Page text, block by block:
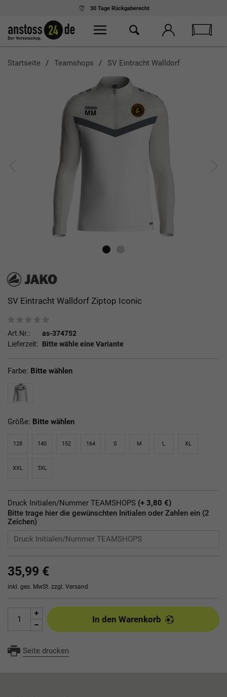
30 Tage Rückgaberecht
Startseite Teamshops SV Eintracht Walldorf
SV Eintracht Walldorf Ziptop Iconic
Art.Nr.:
as-374752
Lieferzeit: Bitte wähle eine Variante
Farbe: Bitte wählen
Größe: Bitte wählen
128 140 152 164 S M L XL
XXL 3XL
Druck Initialen/Nummer TEAMSHOPS (+ 3,80 €)
Bitte trage hier die gewünschten Initialen oder Zahlen ein (2
Zeichen)
35,99 €
inkl. ges. MwSt. zzgl. Versand
In den Warenkorb
Seite drucken